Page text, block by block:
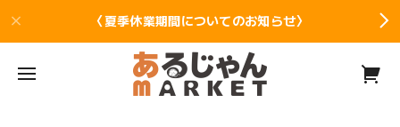
〈夏季休業期間についてのお知らせ〉